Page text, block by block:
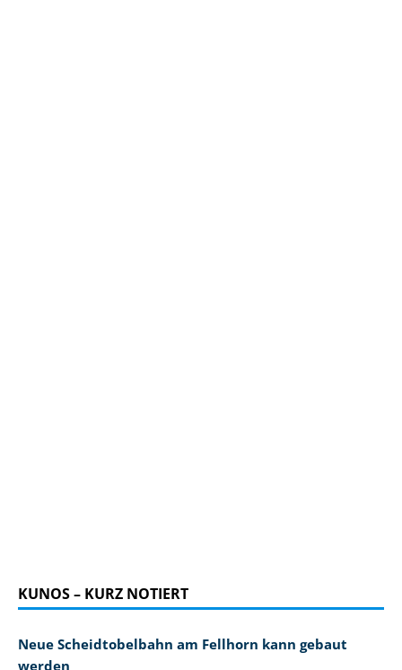
KUNOS – KURZ NOTIERT
Neue Scheidtobelbahn am Fellhorn kann gebaut
werden